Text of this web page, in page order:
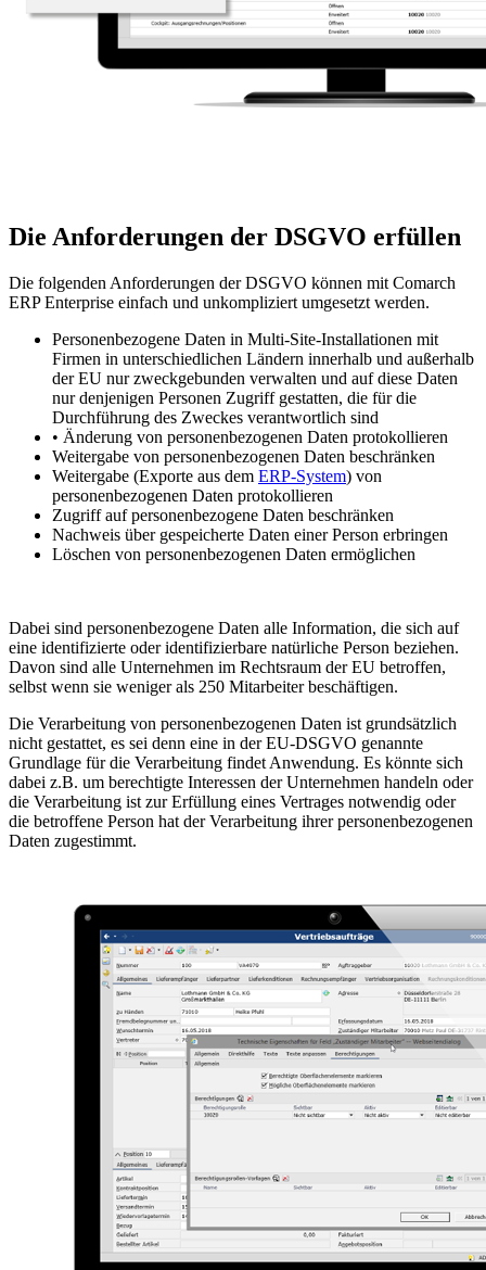
Die Anforderungen der DSGVO erfüllen
Die folgenden Anforderungen der DSGVO können mit Comarch
ERP Enterprise einfach und unkompliziert umgesetzt werden.
Personenbezogene Daten in Multi-Site-Installationen mit
Firmen in unterschiedlichen Ländern innerhalb und außerhalb
der EU nur zweckgebunden verwalten und auf diese Daten
nur denjenigen Personen Zugriff gestatten, die für die
Durchführung des Zweckes verantwortlich sind
• Änderung von personenbezogenen Daten protokollieren
Weitergabe von personenbezogenen Daten beschränken
Weitergabe (Exporte aus dem ERP-System) von
personenbezogenen Daten protokollieren
Zugriff auf personenbezogene Daten beschränken
Nachweis über gespeicherte Daten einer Person erbringen
Löschen von personenbezogenen Daten ermöglichen
Dabei sind personenbezogene Daten alle Information, die sich auf
eine identifizierte oder identifizierbare natürliche Person beziehen.
Davon sind alle Unternehmen im Rechtsraum der EU betroffen,
selbst wenn sie weniger als 250 Mitarbeiter beschäftigen.
Die Verarbeitung von personenbezogenen Daten ist grundsätzlich
nicht gestattet, es sei denn eine in der EU-DSGVO genannte
Grundlage für die Verarbeitung findet Anwendung. Es könnte sich
dabei z.B. um berechtigte Interessen der Unternehmen handeln oder
die Verarbeitung ist zur Erfüllung eines Vertrages notwendig oder
die betroffene Person hat der Verarbeitung ihrer personenbezogenen
Daten zugestimmt.